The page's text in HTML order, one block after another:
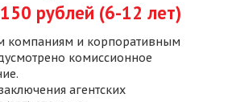
рублей (6-12 лет)
компаниям и корпоративным
комиссионное
агентских